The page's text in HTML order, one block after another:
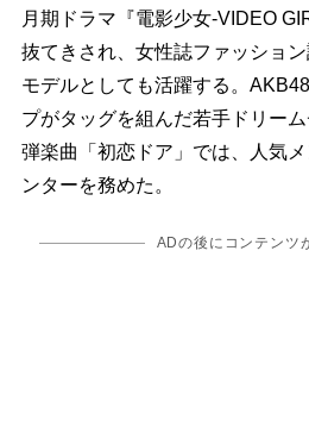
月期ドラマ『電影少女-VIDEO
抜てきされ、女性誌ファッショ
モデルとしても活躍する。
プがタッグを組んだ若手ドリー
弾楽曲「初恋ドア」では、人気
ンターを務めた。
ADの後にコンテンツ